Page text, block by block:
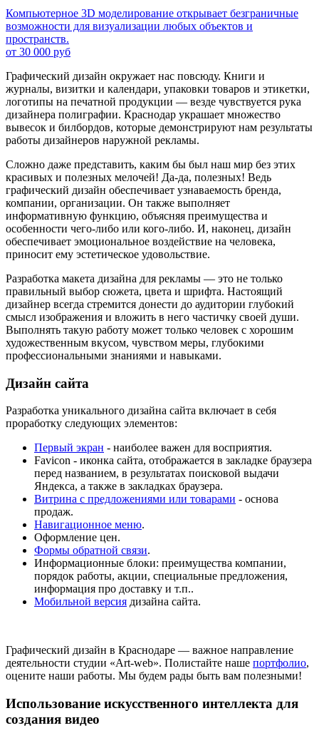
Компьютерное 3D моделирование открывает безграничные
возможности для визуализации любых объектов и
пространств.
от 30 000 руб
Графический дизайн окружает нас повсюду. Книги и
журналы, визитки и календари, упаковки товаров и этикетки,
логотипы на печатной продукции — везде чувствуется рука
дизайнера полиграфии. Краснодар украшает множество
вывесок и билбордов, которые демонстрируют нам результаты
работы дизайнеров наружной рекламы.
Сложно даже представить, каким бы был наш мир без этих
красивых и полезных мелочей! Да-да, полезных! Ведь
графический дизайн обеспечивает узнаваемость бренда,
компании, организации. Он также выполняет
информативную функцию, объясняя преимущества и
особенности чего-либо или кого-либо. И, наконец, дизайн
обеспечивает эмоциональное воздействие на человека,
приносит ему эстетическое удовольствие.
Разработка макета дизайна для рекламы — это не только
правильный выбор сюжета, цвета и шрифта. Настоящий
дизайнер всегда стремится донести до аудитории глубокий
смысл изображения и вложить в него частичку своей души.
Выполнять такую работу может только человек с хорошим
художественным вкусом, чувством меры, глубокими
профессиональными знаниями и навыками.
Дизайн сайта
Разработка уникального дизайна сайта включает в себя
проработку следующих элементов:
Первый экран - наиболее важен для восприятия.
Fаvicon - иконка сайта, отображается в закладке браузера
перед названием, в результатах поисковой выдачи
Яндекса, а также в закладках браузера.
Витрина с предложениями или товарами - основа
продаж.
Навигационное меню.
Оформление цен.
Формы обратной связи.
Информационные блоки: преимущества компании,
порядок работы, акции, специальные предложения,
информация про доставку и т.п..
Мобильной версия дизайна сайта.
Графический дизайн в Краснодаре — важное направление
деятельности студии «Art-web». Полистайте наше портфолио,
оцените наши работы. Мы будем рады быть вам полезными!
Использование искусственного интеллекта для
создания видео